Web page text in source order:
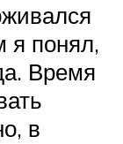
я понял,
Время
в